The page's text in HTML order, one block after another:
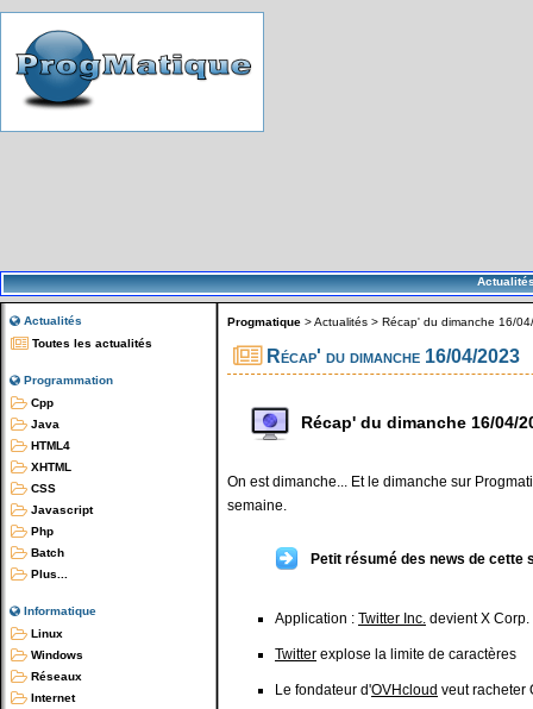
Actualités
Toutes les actualités
Programmation
Cpp
Java
HTML4
XHTML
CSS
Javascript
Php
Batch
Plus...
Informatique
Linux
Windows
Réseaux
Internet
Progmatique >Actualités > Récap' du dimanche 16/
Récap' du dimanche 16/04/2023
Récap' du dimanche 16/04/
On est dimanche... Et le dimanche sur
semaine.
Petit résumé des news de cette
Application : Twitter Inc. devient X Corp.
Twitter explose la limite de caractères
Le fondateur d'OVHcloud veut racheter